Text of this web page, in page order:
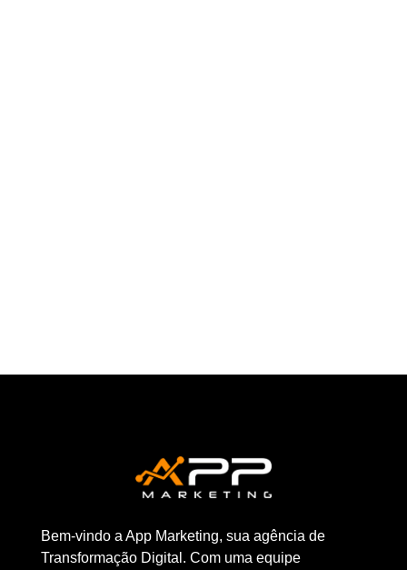
Bem-vindo a App Marketing, sua agência de
Transformação Digital. Com uma equipe